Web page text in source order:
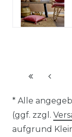
* Alle
(ggf. zzgl.
aufgrund